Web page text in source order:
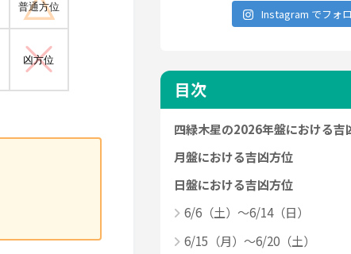
普通方位
凶方位
Instagram でフォ
目次
四緑木星の2026年盤における吉
月盤における吉凶方位
日盤における吉凶方位
6/6（土）～6/14（日）
6/15（月）～6/20（土）